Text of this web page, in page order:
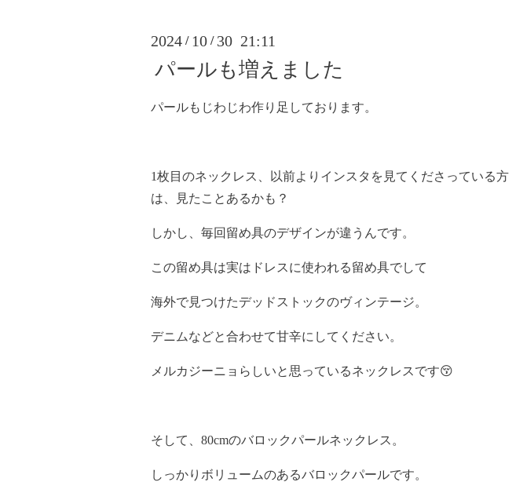
2024 / 10 / 30 21:11
パールも増えました
パールもじわじわ作り足しております。
1枚目のネックレス、以前よりインスタを見てくださっている方
は、見たことあるかも？
しかし、毎回留め具のデザインが違うんです。
この留め具は実はドレスに使われる留め具でして
海外で見つけたデッドストックのヴィンテージ。
デニムなどと合わせて甘辛にしてください。
メルカジーニョらしいと思っているネックレスです😚
そして、80cmのバロックパールネックレス。
しっかりボリュームのあるバロックパールです。